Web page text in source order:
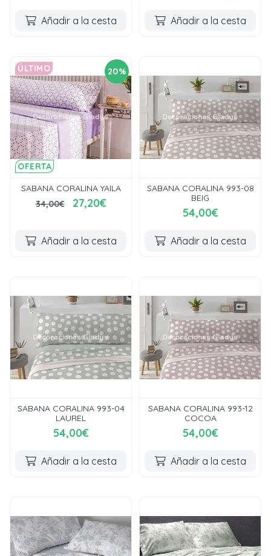
Añadir a la cesta Añadir a la cesta
20%
OFERTA
ÚLTIMO
SABANA CORALINA YAILA
34,00€
27,20€
Añadir a la cesta
SABANA CORALINA 993-08
BEIG
54,00€
Añadir a la cesta
SABANA CORALINA 993-04
LAUREL
54,00€
Añadir a la cesta
SABANA CORALINA 993-12
COCOA
54,00€
Añadir a la cesta